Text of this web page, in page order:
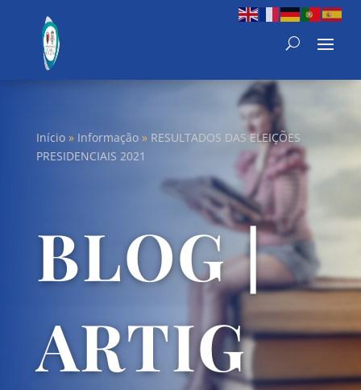
Início» Informação» RESULTADOS DAS ELEIÇÕES
PRESIDENCIAIS 2021
BLOG |
ARTIG